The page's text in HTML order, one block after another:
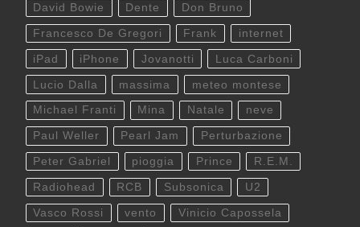
David Bowie Dente Don Bruno
Francesco De Gregori Frank internet
iPad iPhone Jovanotti Luca Carboni
Lucio Dalla massima meteo montese
Michael Franti Mina Natale neve
Paul Weller Pearl Jam Perturbazione
Peter Gabriel pioggia Prince R.E.M.
Radiohead RCB Subsonica U2
Vasco Rossi vento Vinicio Capossela